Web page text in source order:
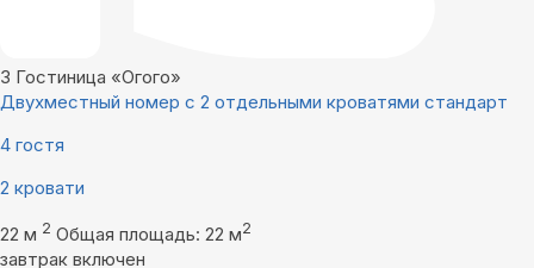
3 Гостиница «Огого»
Двухместный номер с 2 отдельными кроватями стандарт
4 гостя
2 кровати
22 м 2 Общая площадь: 22 м2
завтрак включен